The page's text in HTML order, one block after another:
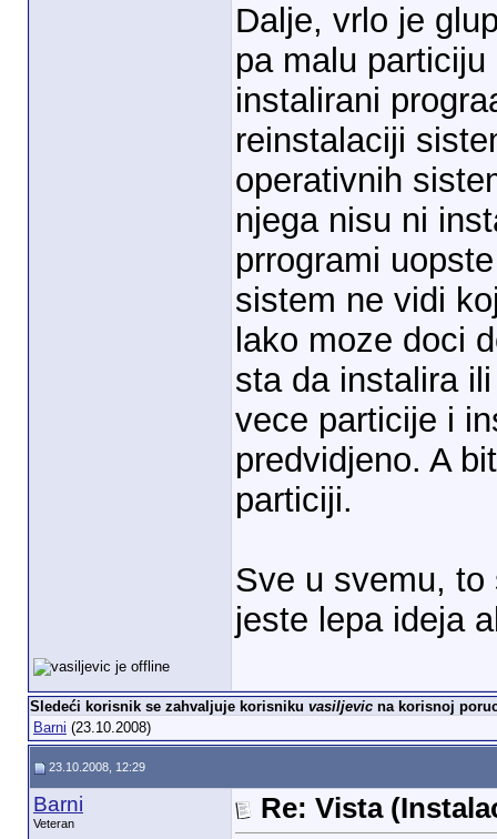
Dalje, vrlo je
pa malu
instalirani
reinstalaciji
operativnih
njega nisu ni
prrogrami
sistem ne vidi
lako moze doci
sta da instalira
vece particije i
predvidjeno. A
particiji.
Sve u svemu,
jeste lepa ideja
Sledeći korisnik se zahvaljuje korisniku vasiljevicna korisnoj
Barni (23.10.2008)
23.10.2008, 12:29
Barni
Veteran
Re: Vista